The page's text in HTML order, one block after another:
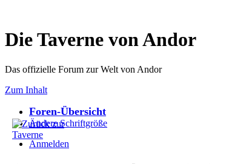
Die Taverne von Andor
Das offizielle Forum zur Welt von Andor
Zum Inhalt
Foren-Übersicht
Ändere Schriftgröße
Anmelden